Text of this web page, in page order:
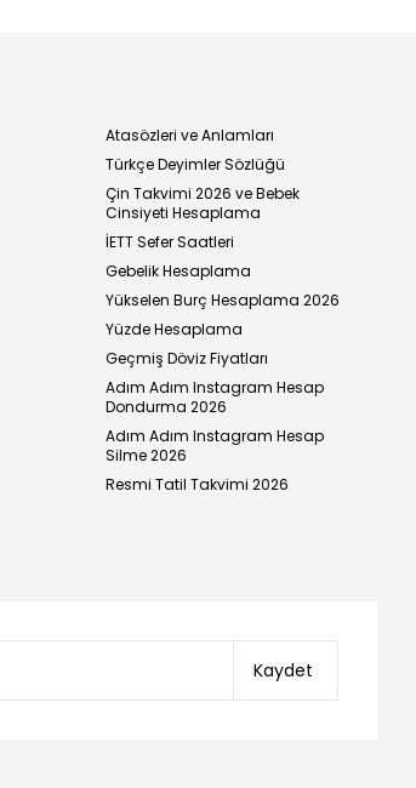
Atasözleri ve Anlamları
Türkçe Deyimler Sözlüğü
Çin Takvimi 2026 ve Bebek
Cinsiyeti Hesaplama
İETT Sefer Saatleri
Gebelik Hesaplama
Yükselen Burç Hesaplama 2026
Yüzde Hesaplama
Geçmiş Döviz Fiyatları
Adım Adım Instagram Hesap
Dondurma 2026
Adım Adım Instagram Hesap
Silme 2026
Resmi Tatil Takvimi 2026
Kaydet